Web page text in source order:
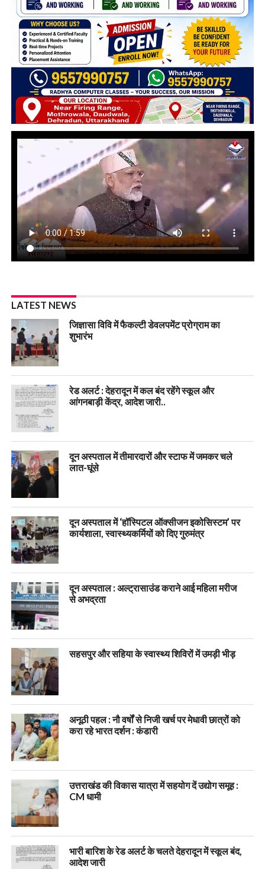
LATEST NEWS
जिज्ञासा विवि में फैकल्टी डेवलपमेंट प्रोग्राम का
शुभारंभ
रेड अलर्ट : देहरादून में कल बंद रहेंगे स्कूल और
आंगनबाड़ी केंद्र, आदेश जारी..
दून अस्पताल में तीमारदारों और स्टाफ में जमकर चले
लात-घूंसे
दून अस्पताल में ‘हॉस्पिटल ऑक्सीजन इकोसिस्टम’ पर
कार्यशाला, स्वास्थ्यकर्मियों को दिए गुरुमंत्र
दून अस्पताल : अल्ट्रासाउंड कराने आई महिला मरीज
से अभद्रता
सहसपुर और सहिया के स्वास्थ्य शिविरों में उमड़ी भीड़
अनूठी पहल : नौ वर्षों से निजी खर्च पर मेधावी छात्रों को
करा रहे भारत दर्शन : कंडारी
उत्तराखंड की विकास यात्रा में सहयोग दें उद्योग समूह :
CM धामी
भारी बारिश के रेड अलर्ट के चलते देहरादून में स्कूल बंद,
आदेश जारी